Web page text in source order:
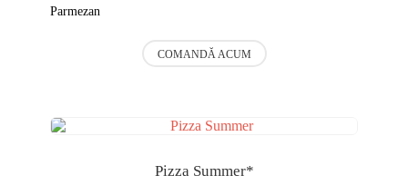
Parmezan
Acest
produs
variații.
COMANDĂ ACUM
Pizza Summer*